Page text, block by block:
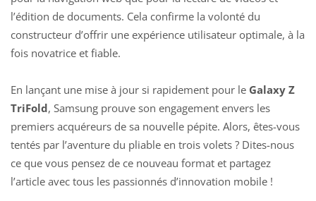
l’édition de documents. Cela confirme la volonté du
constructeur d’offrir une expérience utilisateur optimale, à la
fois novatrice et fiable.
En lançant une mise à jour si rapidement pour le Galaxy Z
TriFold, Samsung prouve son engagement envers les
premiers acquéreurs de sa nouvelle pépite. Alors, êtes-vous
tentés par l’aventure du pliable en trois volets ? Dites-nous
ce que vous pensez de ce nouveau format et partagez
l’article avec tous les passionnés d’innovation mobile !